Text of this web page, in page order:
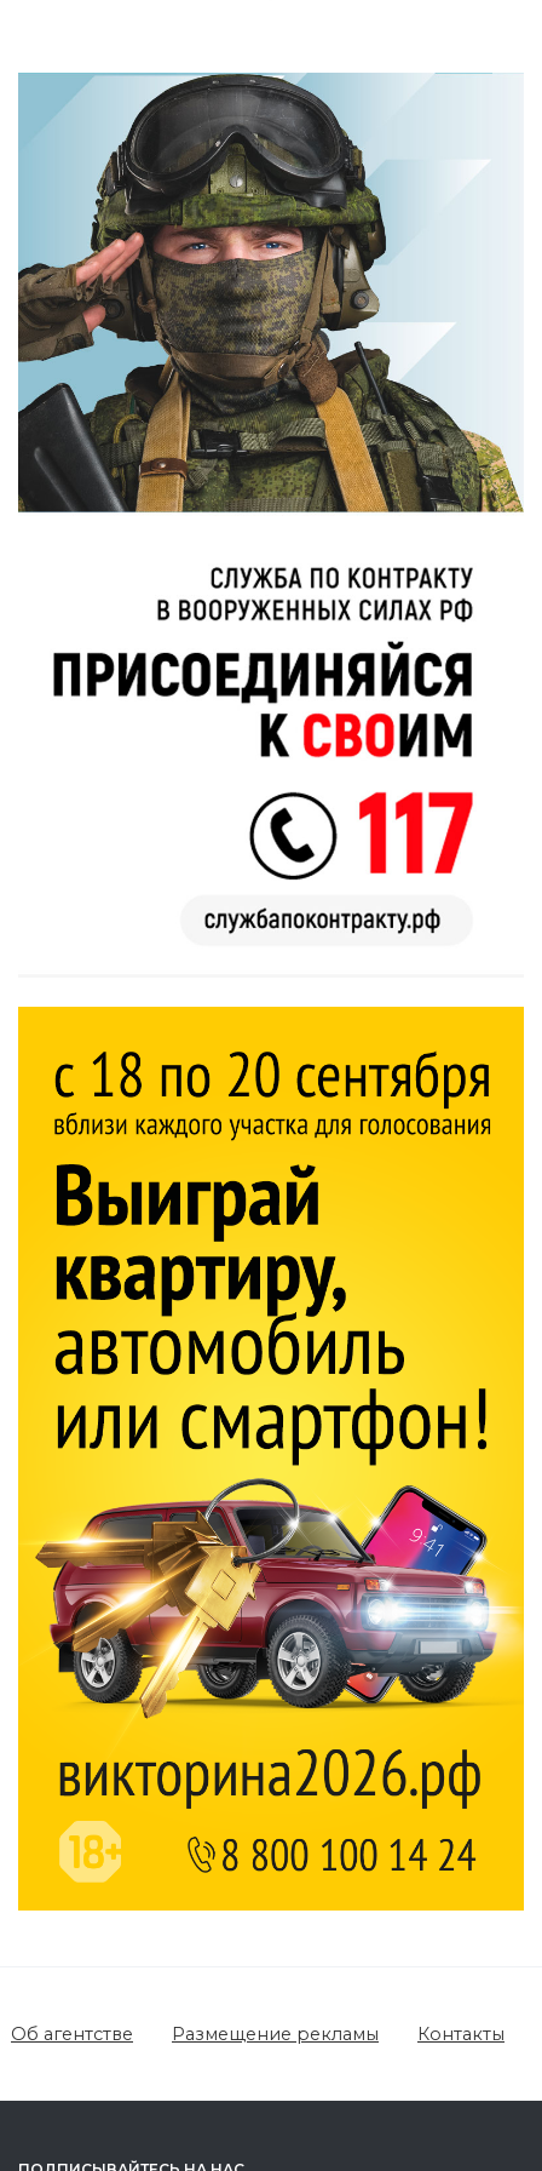
Об агентстве Размещение рекламы Контакты